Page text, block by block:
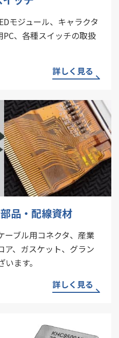
モジュール、キャラクタ
PC、各種スイッチの取扱
詳しく見る
品・配線資材
ーブル用コネクタ、産業
ア、ガスケット、グラン
ます。
詳しく見る